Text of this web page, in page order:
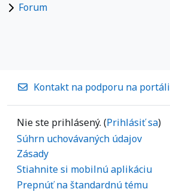
Forum
Kontakt na podporu na portáli
Nie ste prihlásený. (Prihlásiť sa)
Súhrn uchovávaných údajov
Zásady
Stiahnite si mobilnú aplikáciu
Prepnúť na štandardnú tému